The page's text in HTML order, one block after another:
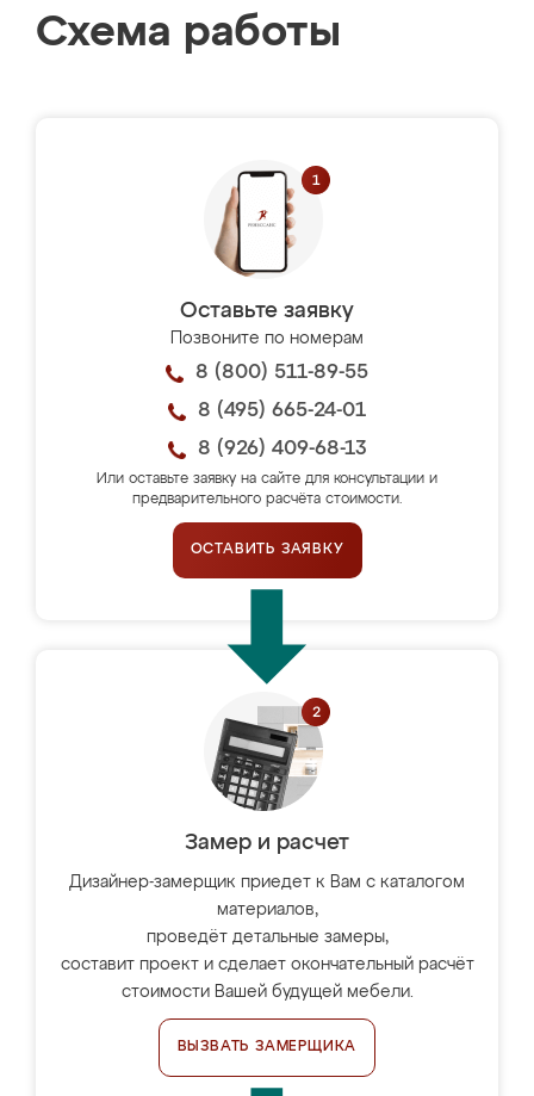
Схема работы
Оставьте заявку
Позвоните по номерам
8 (800) 511-89-55
8 (495) 665-24-01
8 (926) 409-68-13
Или оставьте заявку на сайте для консультации и
предварительного расчёта стоимости.
ОСТАВИТЬ ЗАЯВКУ
Замер и расчет
Дизайнер-замерщик приедет к Вам с каталогом
материалов,
проведёт детальные замеры,
составит проект и сделает окончательный расчёт
стоимости Вашей будущей мебели.
ВЫЗВАТЬ ЗАМЕРЩИКА